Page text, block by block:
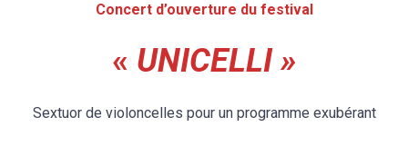
Concert d’ouverture du festival
« UNICELLI »
Sextuor de violoncelles pour un programme exubérant